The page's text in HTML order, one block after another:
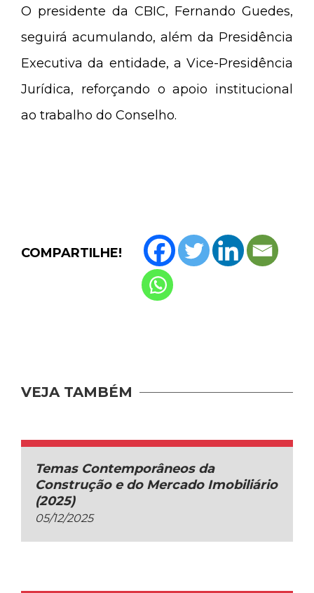
O presidente da CBIC, Fernando Guedes,
seguirá acumulando, além da Presidência
Executiva da entidade, a Vice-Presidência
Jurídica, reforçando o apoio institucional
ao trabalho do Conselho.
COMPARTILHE!
VEJA TAMBÉM
Temas Contemporâneos da
Construção e do Mercado Imobiliário
(2025)
05/12/2025